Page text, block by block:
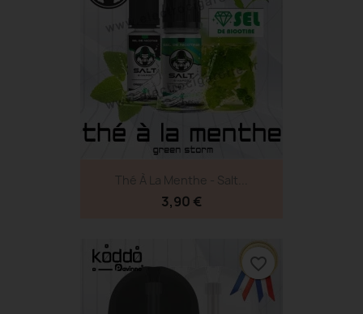
Thé À La Menthe - Salt...
3,90 €
favorite_border